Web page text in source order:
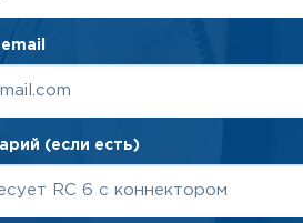
(если есть)